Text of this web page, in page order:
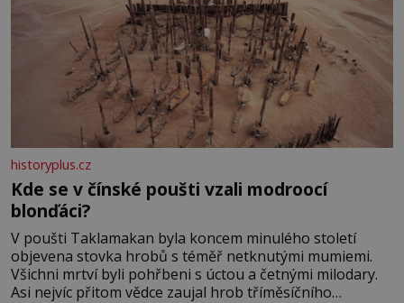
historyplus.cz
Kde se v čínské poušti vzali modroocí
blonďáci?
V poušti Taklamakan byla koncem minulého století
objevena stovka hrobů s téměř netknutými mumiemi.
Všichni mrtví byli pohřbeni s úctou a četnými milodary.
Asi nejvíc přitom vědce zaujal hrob tříměsíčního